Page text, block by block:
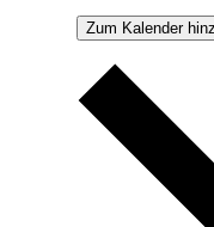
Zum Kalender